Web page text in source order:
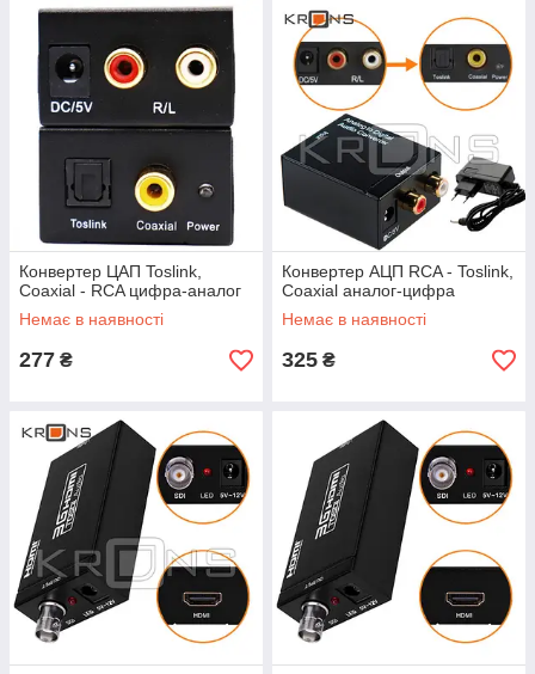
Конвертер ЦАП Toslink,
Coaxial - RCA цифра-аналог
Немає в наявності
277 ₴
Конвертер АЦП RCA - Toslink,
Coaxial аналог-цифра
Немає в наявності
325 ₴